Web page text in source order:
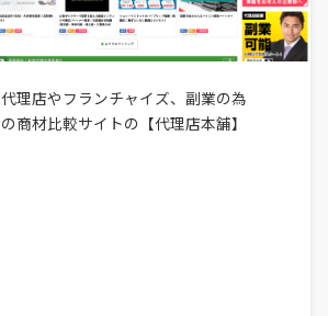
代理店やフランチャイズ、副業の為
の商材比較サイトの【代理店本舗】